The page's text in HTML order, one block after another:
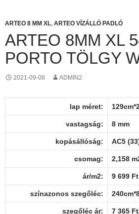
ARTEO 8 MM XL, ARTEO VÍZÁLLÓ PADLÓ
ARTEO 8MM XL
PORTO TÖLGY
2021-09-08 ADMIN2
lap méret:
vastagság: 8 mm
kopásállóság: AC5
csomag: 2,158
ár/m2: 9 699 Ft
színazonos szegőléc:
szegőléc ár: 7 365